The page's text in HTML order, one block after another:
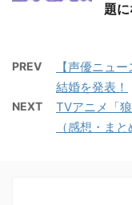
題
PREV
【声優ニュ
結婚を発表！
NEXT
TVアニメ「
（感想・まと